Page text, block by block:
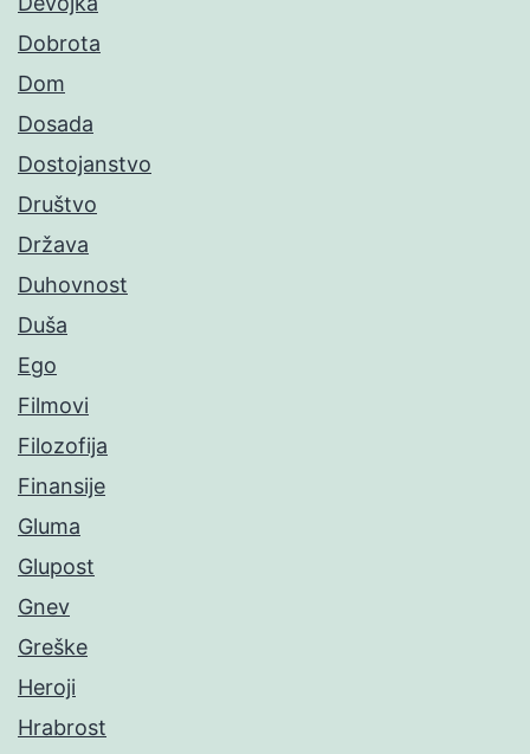
Dobrota
Dom
Dosada
Dostojanstvo
Društvo
Država
Duhovnost
Duša
Ego
Filmovi
Filozofija
Finansije
Gluma
Glupost
Gnev
Greške
Heroji
Hrabrost